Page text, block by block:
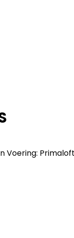
Voering: Primaloft